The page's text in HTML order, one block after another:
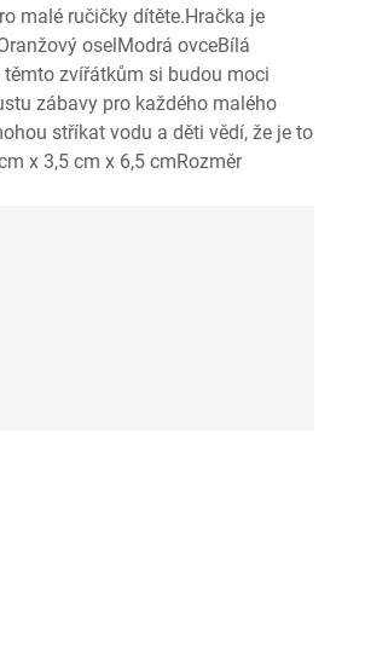
malé ručičky dítěte.Hračka je
oselModrá ovceBílá
zvířátkům si budou moci
zábavy pro každého malého
stříkat vodu a děti vědí, že je to
x 3,5 cm x 6,5 cmRozměr